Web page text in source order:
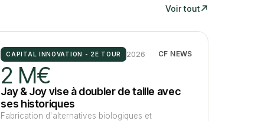
Voir tout
CAPITAL INNOVATION - 2E TOUR 2026 CF NEWS
2 M€
Jay & Joy vise à doubler de taille avec
ses historiques
Fabrication d'alternatives biologiques et